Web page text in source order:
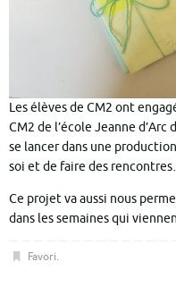
Les élèves de CM2 ont
CM2 de l’école Jeanne
se lancer dans une
soi et de faire des
Ce projet va aussi nous
dans les semaines qui
Favori.